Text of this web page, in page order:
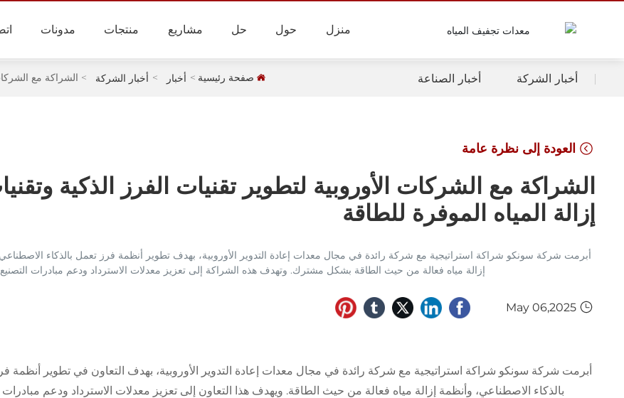
منزل حول حل مشاريع منتجات مدونات
أخبار الشركة أخبار الصناعة صفحة رئيسية أخبار أخبار الشركة الشراكة مع
العودة إلى نظرة عامة
الشراكة مع الشركات الأوروبية لتطوير تقنيات الفرز الذكية
إزالة المياه الموفرة للطاقة
أبرمت شركة سونكو شراكة استراتيجية مع شركة رائدة في مجال معدات إعادة التدوير الأوروبية، بهدف تطوير أنظمة فرز تعمل بالذكاء
إزالة مياه فعالة من حيث الطاقة بشكل مشترك. وتهدف هذه الشراكة إلى تعزيز معدلات الاسترداد ودعم مبادرات
May 06,2025
أبرمت شركة سونكو شراكة استراتيجية مع شركة رائدة في مجال معدات إعادة التدوير الأوروبية، بهدف التعاون في تطوير أنظمة
بالذكاء الاصطناعي، وأنظمة إزالة مياه فعالة من حيث الطاقة. ويهدف هذا التعاون إلى تعزيز معدلات الاسترداد ودعم مبادرات